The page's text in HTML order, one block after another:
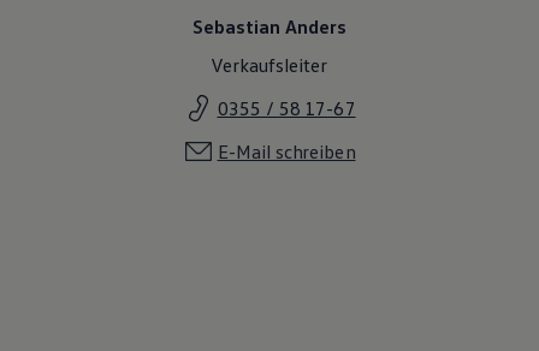
Sebastian Anders
Verkaufsleiter
0355 / 58 17-67
E-Mail schreiben